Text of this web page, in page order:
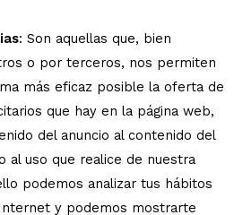
: Son aquellas que, bien
o por terceros, nos permiten
más eficaz posible la oferta de
que hay en la página web,
del anuncio al contenido del
al uso que realice de nuestra
podemos analizar tus hábitos
y podemos mostrarte